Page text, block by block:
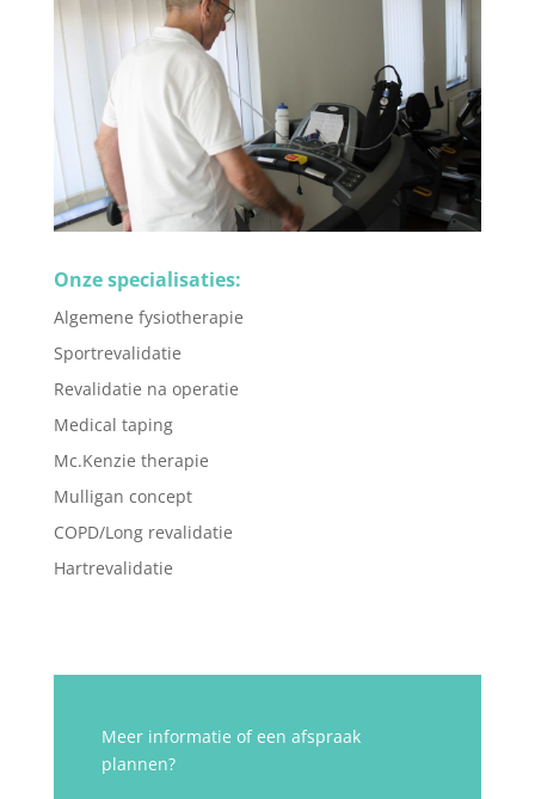
Onze specialisaties:
Algemene fysiotherapie
Sportrevalidatie
Revalidatie na operatie
Medical taping
Mc.Kenzie therapie
Mulligan concept
COPD/Long revalidatie
Hartrevalidatie
Meer informatie of een afspraak
plannen?